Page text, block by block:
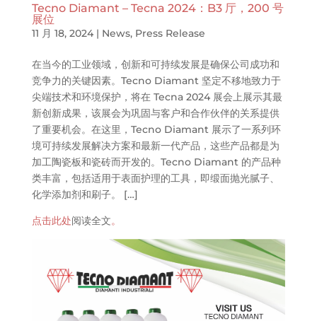
Tecno Diamant – Tecna 2024：B3 厅，200 号
展位
11 月 18, 2024| News, Press Release
在当今的工业领域，创新和可持续发展是确保公司成功和
竞争力的关键因素。Tecno Diamant 坚定不移地致力于
尖端技术和环境保护，将在 Tecna 2024 展会上展示其最
新创新成果，该展会为巩固与客户和合作伙伴的关系提供
了重要机会。在这里，Tecno Diamant 展示了一系列环
境可持续发展解决方案和最新一代产品，这些产品都是为
加工陶瓷板和瓷砖而开发的。Tecno Diamant 的产品种
类丰富，包括适用于表面护理的工具，即缎面抛光腻子、
化学添加剂和刷子。 […]
点击此处阅读全文。